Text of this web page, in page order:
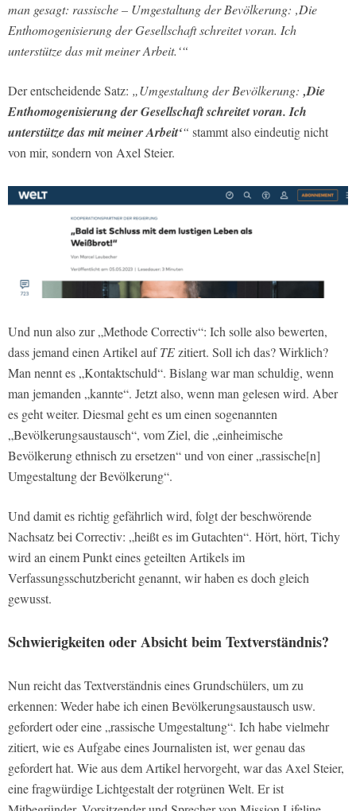
man gesagt: rassische – Umgestaltung der Bevölkerung: ‚Die
Enthomogenisierung der Gesellschaft schreitet voran. Ich
unterstütze das mit meiner Arbeit.‘“
Der entscheidende Satz: „Umgestaltung der Bevölkerung: ‚Die
Enthomogenisierung der Gesellschaft schreitet voran. Ich
unterstütze das mit meiner Arbeit‘“ stammt also eindeutig nicht
von mir, sondern von Axel Steier.
Und nun also zur „Methode Correctiv“: Ich solle also bewerten,
dass jemand einen Artikel aufTEzitiert. Soll ich das? Wirklich?
Man nennt es „Kontaktschuld“. Bislang war man schuldig, wenn
man jemanden „kannte“. Jetzt also, wenn man gelesen wird. Aber
es geht weiter. Diesmal geht es um einen sogenannten
„Bevölkerungsaustausch“, vom Ziel, die „einheimische
Bevölkerung ethnisch zu ersetzen“ und von einer „rassische[n]
Umgestaltung der Bevölkerung“.
Und damit es richtig gefährlich wird, folgt der beschwörende
Nachsatz bei Correctiv: „heißt es im Gutachten“. Hört, hört, Tichy
wird an einem Punkt eines geteilten Artikels im
Verfassungsschutzbericht genannt, wir haben es doch gleich
gewusst.
Schwierigkeiten oder Absicht beim Textverständnis?
Nun reicht das Textverständnis eines Grundschülers, um zu
erkennen: Weder habe ich einen Bevölkerungsaustausch usw.
gefordert oder eine „rassische Umgestaltung“. Ich habe vielmehr
zitiert, wie es Aufgabe eines Journalisten ist, wer genau das
gefordert hat. Wie aus dem Artikel hervorgeht, war das Axel Steier,
eine fragwürdige Lichtgestalt der rotgrünen Welt. Er ist